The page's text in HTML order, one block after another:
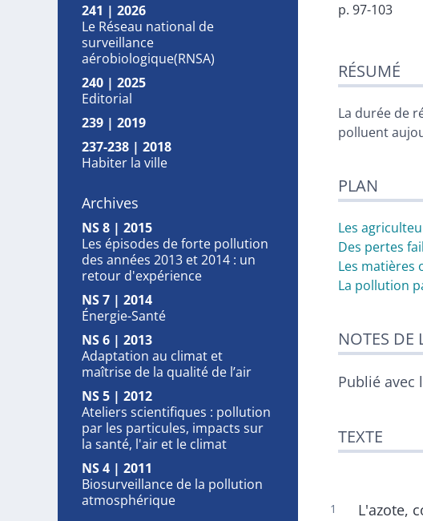
241 | 2026
Le Réseau national de
surveillance
aérobiologique(RNSA)
240 | 2025
Editorial
239 | 2019
237-238 | 2018
Habiter la ville
Archives
NS 8 | 2015
Les épisodes de forte pollution
des années 2013 et 2014 : un
retour d'expérience
NS 7 | 2014
Énergie-Santé
NS 6 | 2013
Adaptation au climat et
maîtrise de la qualité de l’air
NS 5 | 2012
Ateliers scientifiques : pollution
par les particules, impacts sur
la santé, l'air et le climat
NS 4 | 2011
Biosurveillance de la pollution
atmosphérique
p. 97-103
Plan
Texte
Bibliographie
Illustrations
RÉSUMÉ
La durée de
polluent
PLAN
Les
Des pertes
Les matières
La pollution
NOTES DE
Publié avec
TEXTE
L'azote,